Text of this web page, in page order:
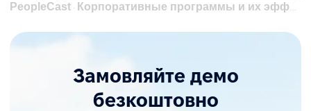
PeopleCast · Корпоративные программы и их эффективность | Инна Печерица, HRD Линии магазинов EVA
Замовляйте демо
безкоштовно